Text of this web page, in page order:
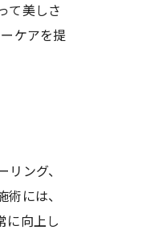
て美しさ
ケアを提
ング、
には、
に向上し